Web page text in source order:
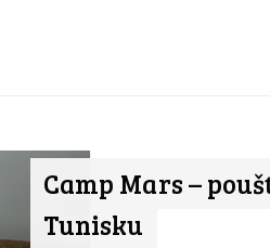
Camp Mars –
Tunisku